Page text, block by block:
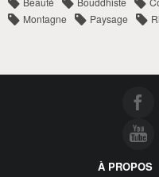
Montagne
Paysage
À PROPOS